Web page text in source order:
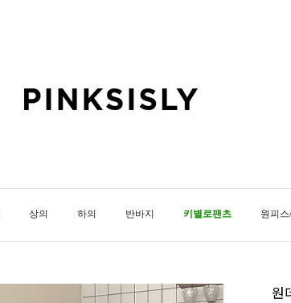
상의 하의 반바지 키별로팬츠 원피
원